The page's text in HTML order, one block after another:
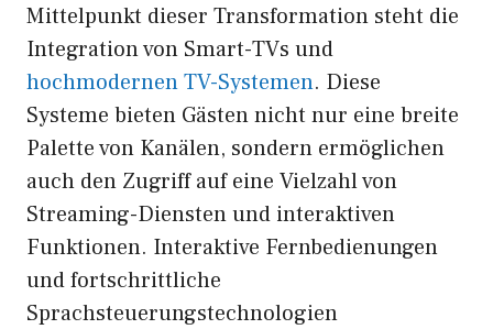
Mittelpunkt dieser Transformation steht die
Integration von Smart-TVs und
hochmodernen TV-Systemen. Diese
Systeme bieten Gästen nicht nur eine breite
Palette von Kanälen, sondern ermöglichen
auch den Zugriff auf eine Vielzahl von
Streaming-Diensten und interaktiven
Funktionen. Interaktive Fernbedienungen
und fortschrittliche
Sprachsteuerungstechnologien